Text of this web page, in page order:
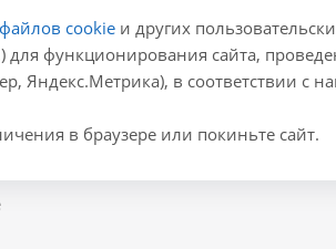
Москва
Новосибирск
cookieи других
для функционирования сайта,
Яндекс.Метрика), в соответствии с
в браузере или покиньте сайт.